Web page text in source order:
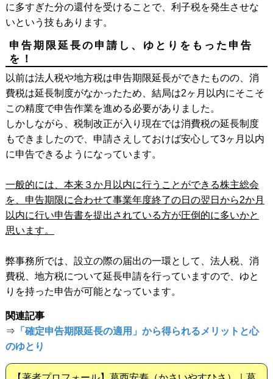
に多すぎた分の還付を受けることで、利子税を発生させな
いという技もあります。
申告期限延長の申請し、ゆとりをもった申告
を！
以前は法人税や地方税は申告期限延長ができたものの、消
費税は延長制度がなかったため、結局は2ヶ月以内にそこそ
この精度で申告作業を進める必要がありました。
しかしながら、税制改正が入り現在では消費税の延長制度
もできましたので、申請さえしておけば安心して3ヶ月以内
に申告できるようになっています。
一般的には、本来３か月以内に行うことができる株主総会
を、申告期限に合わせて事業年度終了の日の翌日から2か月
以内に行い申告書を提出されている方が圧倒的に多いかと
思います。
弊事務所では、設立の際の届出の一環として、法人税、消
費税、地方税について延長申請を行っていますので、ゆと
りを持った申告が可能となっています。
関連記事
⇒ 「確定申告期限延長の適用」から得られるメリットと心
のゆとり